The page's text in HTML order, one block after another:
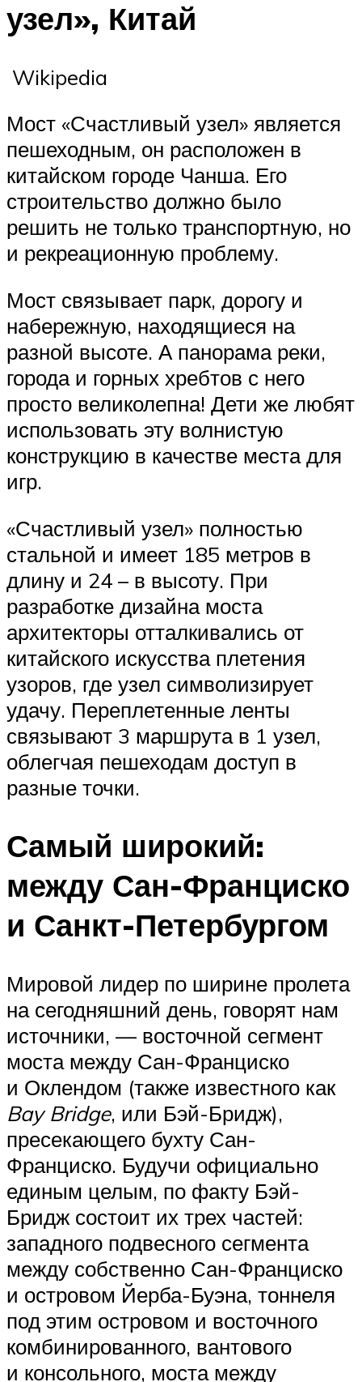
узел», Китай
Wikipedia
Мост «Счастливый узел» является
пешеходным, он расположен в
китайском городе Чанша. Его
строительство должно было
решить не только транспортную, но
и рекреационную проблему.
Мост связывает парк, дорогу и
набережную, находящиеся на
разной высоте. А панорама реки,
города и горных хребтов с него
просто великолепна! Дети же любят
использовать эту волнистую
конструкцию в качестве места для
игр.
«Счастливый узел» полностью
стальной и имеет 185 метров в
длину и 24 – в высоту. При
разработке дизайна моста
архитекторы отталкивались от
китайского искусства плетения
узоров, где узел символизирует
удачу. Переплетенные ленты
связывают 3 маршрута в 1 узел,
облегчая пешеходам доступ в
разные точки.
Самый широкий:
между Сан-Франциско
и Санкт-Петербургом
Мировой лидер по ширине пролета
на сегодняшний день, говорят нам
источники, — восточной сегмент
моста между Сан-Франциско
и Оклендом (также известного как
Bay Bridge, или Бэй-Бридж),
пресекающего бухту Сан-
Франциско. Будучи официально
единым целым, по факту Бэй-
Бридж состоит их трех частей:
западного подвесного сегмента
между собственно Сан-Франциско
и островом Йерба-Буэна, тоннеля
под этим островом и восточного
комбинированного, вантового
и консольного, моста между